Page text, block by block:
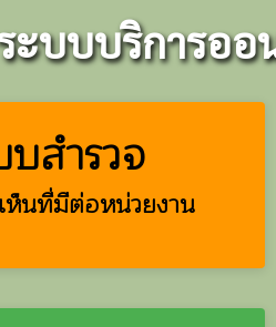
ะบบบริการออ
สำรวจ
ห็นที่มีต่อหน่วยงาน